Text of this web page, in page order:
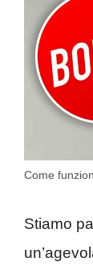
Come
Stiamo